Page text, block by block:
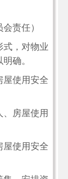
责任）
式，对物业
确。
屋使用安全
、房屋使用
屋使用安全